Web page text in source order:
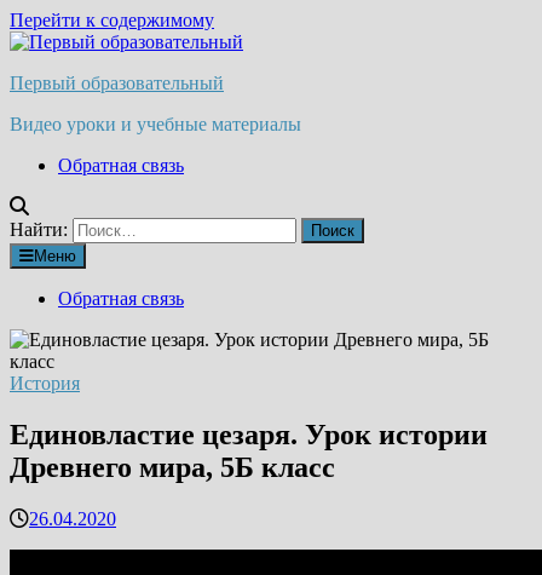
Перейти к содержимому
Первый образовательный
Видео уроки и учебные материалы
Обратная связь
Найти:
Меню
Обратная связь
История
Единовластие цезаря. Урок истории
Древнего мира, 5Б класс
26.04.2020